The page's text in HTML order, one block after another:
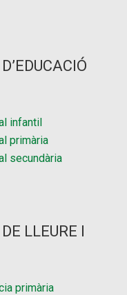
infantil
primària
secundària
LLEURE I
primària